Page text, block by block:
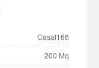
Casal166
200 Mq